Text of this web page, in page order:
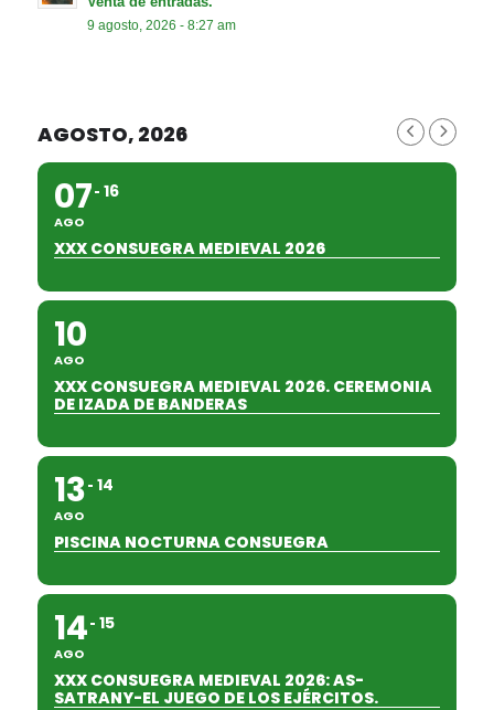
9 agosto, 2026 - 8:27 am
AGOSTO, 2026
07
AGO
16
XXX CONSUEGRA MEDIEVAL 2026
10
AGO
XXX CONSUEGRA MEDIEVAL 2026. CEREMONIA
DE IZADA DE BANDERAS
13
AGO
14
PISCINA NOCTURNA CONSUEGRA
14
AGO
15
XXX CONSUEGRA MEDIEVAL 2026: AS-
SATRANY-EL JUEGO DE LOS EJÉRCITOS.